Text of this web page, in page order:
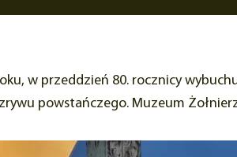
w przeddzień 80. rocznicy
powstańczego. Muzeum